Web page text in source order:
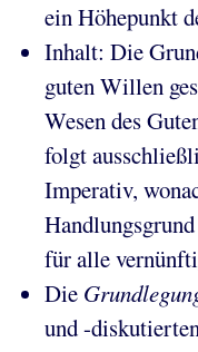
ein Höhepunkt
Inhalt: Die
guten Willen
Wesen des
folgt
Imperativ,
für alle
Die
und -